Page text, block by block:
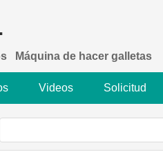
Máquina de hacer galletas
Videos Solicitud